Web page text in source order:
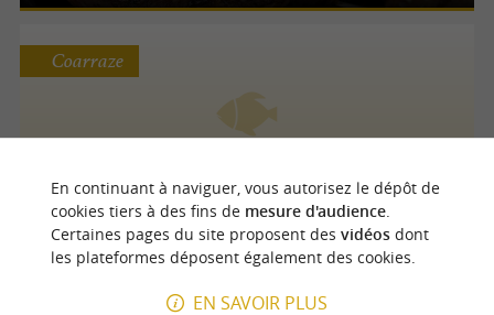
Coarraze
En continuant à naviguer, vous autorisez le dépôt de
cookies tiers à des fins de mesure d'audience.
Certaines pages du site proposent des vidéosdont
les plateformes déposent également des cookies.
EN SAVOIR PLUS